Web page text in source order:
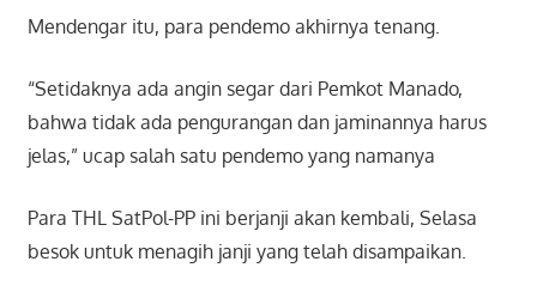
Mendengar itu, para pendemo akhirnya tenang.
“Setidaknya ada angin segar dari Pemkot Manado,
bahwa tidak ada pengurangan dan jaminannya harus
jelas,” ucap salah satu pendemo yang namanya
Para THL SatPol-PP ini berjanji akan kembali, Selasa
besok untuk menagih janji yang telah disampaikan.